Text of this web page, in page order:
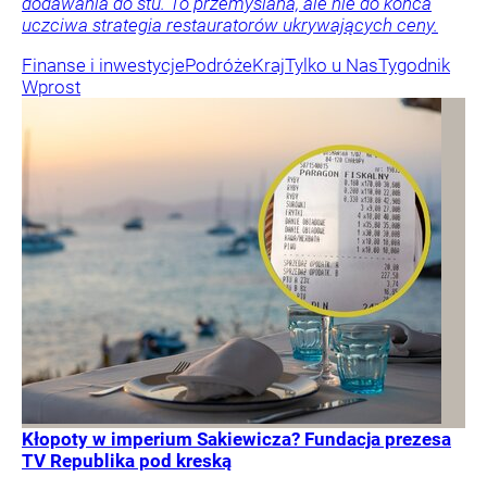
uczciwa strategia restauratorów ukrywających ceny.
Finanse i inwestycjePodróżeKrajTylko u NasTygodnik
Wprost
Kłopoty w imperium Sakiewicza? Fundacja prezesa
TV Republika pod kreską